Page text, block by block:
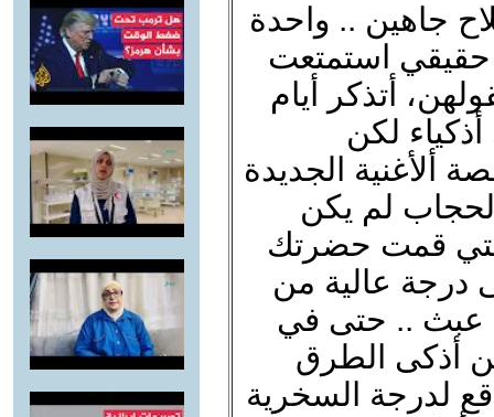
جاهين .. واحدة
حقيقي استمتعت
أتذكر أيام
لكن
ألأغنية الجديدة
لم يكن
قمت حضرتك
عالية من
عبث .. حتى في
أذكى الطرق
لدرجة السخرية